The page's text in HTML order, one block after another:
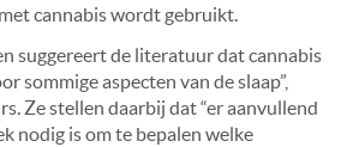
cannabis wordt gebruikt.
suggereert de literatuur dat cannabis
sommige aspecten van de slaap”,
Ze stellen daarbij dat “er aanvullend
nodig is om te bepalen welke